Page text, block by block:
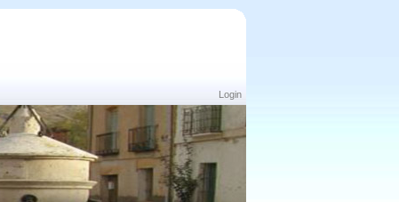
Login